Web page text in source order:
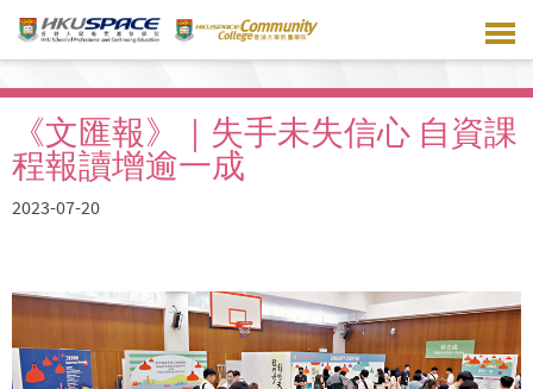
main
《文匯報》｜失手未失信心 自資課
程報讀增逾一成
2023-07-20